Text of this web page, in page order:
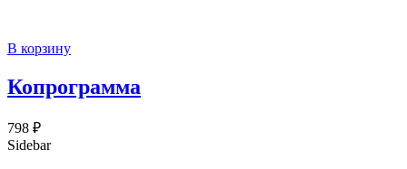
В корзину
Копрограмма
798 ₽
Sidebar